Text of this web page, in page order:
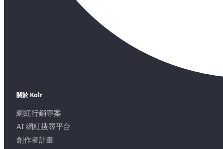
關於 Kolr
網紅行銷專案
AI 網紅搜尋平台
創作者計畫